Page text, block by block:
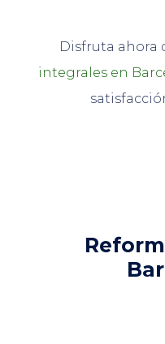
Disfruta ahora
integrales en